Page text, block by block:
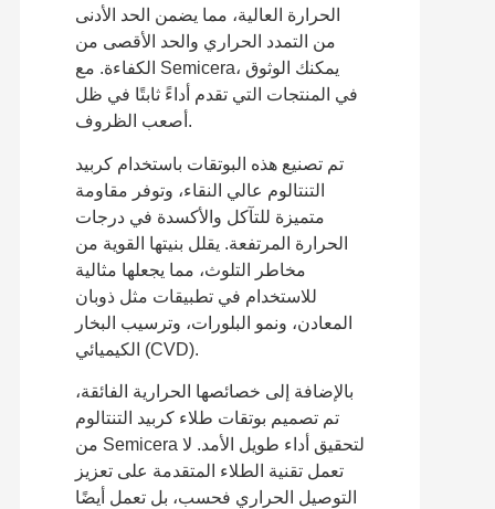
الحرارة العالية، مما يضمن الحد الأدنى
من التمدد الحراري والحد الأقصى من
الكفاءة. مع Semicera، يمكنك الوثوق
في المنتجات التي تقدم أداءً ثابتًا في ظل
أصعب الظروف.
تم تصنيع هذه البوتقات باستخدام كربيد
التنتالوم عالي النقاء، وتوفر مقاومة
متميزة للتآكل والأكسدة في درجات
الحرارة المرتفعة. يقلل بنيتها القوية من
مخاطر التلوث، مما يجعلها مثالية
للاستخدام في تطبيقات مثل ذوبان
المعادن، ونمو البلورات، وترسيب البخار
الكيميائي (CVD).
بالإضافة إلى خصائصها الحرارية الفائقة،
تم تصميم بوتقات طلاء كربيد التنتالوم
من Semicera لتحقيق أداء طويل الأمد. لا
تعمل تقنية الطلاء المتقدمة على تعزيز
التوصيل الحراري فحسب، بل تعمل أيضًا